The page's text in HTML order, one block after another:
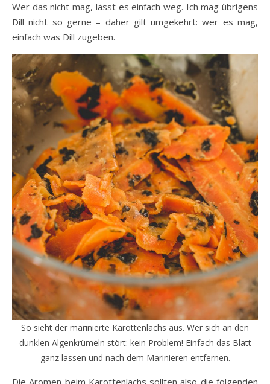
Wer das nicht mag, lässt es einfach weg. Ich mag übrigens
Dill nicht so gerne – daher gilt umgekehrt: wer es mag,
einfach was Dill zugeben.
So sieht der marinierte Karottenlachs aus. Wer sich an den
dunklen Algenkrümeln stört: kein Problem! Einfach das Blatt
ganz lassen und nach dem Marinieren entfernen.
Die Aromen beim Karottenlachs sollten also die folgenden